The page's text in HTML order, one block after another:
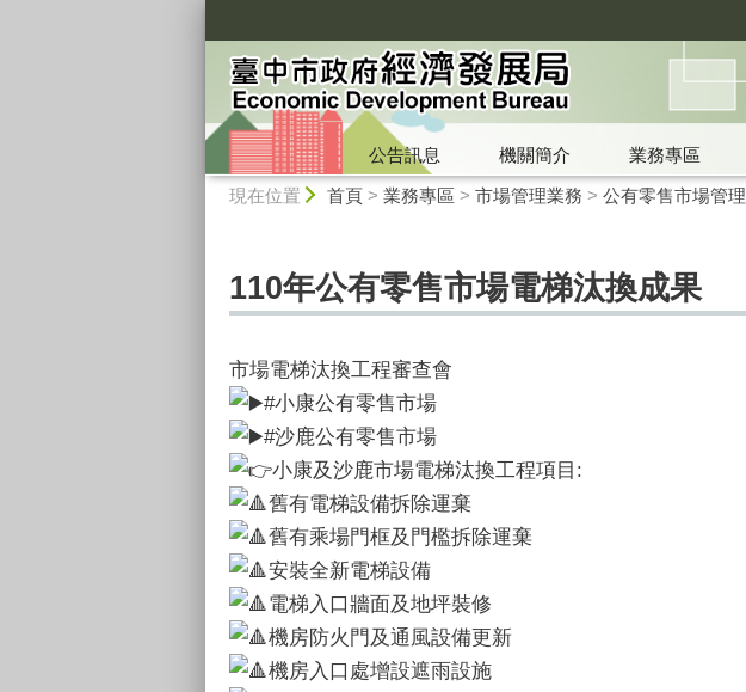
公告訊息 機關簡介 業務專區
現在位置 首頁> 業務專區 > 市場管理業務 > 公有零售市場管理
110年公有零售市場電梯汰換成果
市場電梯汰換工程審查會
#小康公有零售市場
#沙鹿公有零售市場
小康及沙鹿市場電梯汰換工程項目:
舊有電梯設備拆除運棄
舊有乘場門框及門檻拆除運棄
安裝全新電梯設備
電梯入口牆面及地坪裝修
機房防火門及通風設備更新
機房入口處增設遮雨設施